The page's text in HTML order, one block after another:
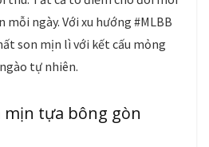
ngày. Với xu hướng #MLBB
son mịn lì với kết cấu mỏng
tự nhiên.
mịn tựa bông gòn